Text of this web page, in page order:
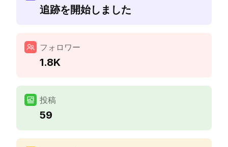
追跡を開始しました
フォロワー
1.8K
投稿
59